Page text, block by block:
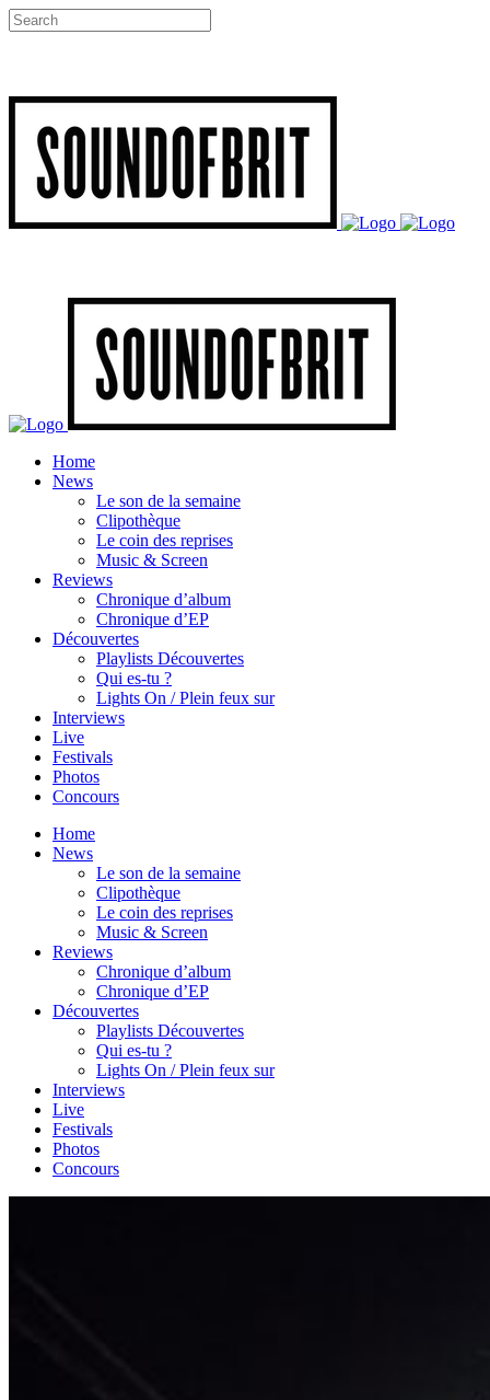
Home
News
Le son de la semaine
Clipothèque
Le coin des reprises
Music & Screen
Reviews
Chronique d’album
Chronique d’EP
Découvertes
Playlists Découvertes
Qui es-tu ?
Lights On / Plein feux sur
Interviews
Live
Festivals
Photos
Concours
Home
News
Le son de la semaine
Clipothèque
Le coin des reprises
Music & Screen
Reviews
Chronique d’album
Chronique d’EP
Découvertes
Playlists Découvertes
Qui es-tu ?
Lights On / Plein feux sur
Interviews
Live
Festivals
Photos
Concours